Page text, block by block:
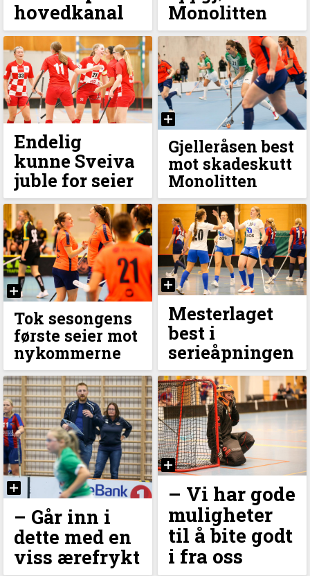
hovedkanal
Monolitten
Endelig
kunne Sveiva
juble for seier
Gjelleråsen best
mot skadeskutt
Monolitten
Tok sesongens
første seier mot
nykommerne
Mesterlaget
best i
serieåpningen
– Går inn i
dette med en
viss ærefrykt
–⁠ Vi har gode
muligheter
til å bite godt
i fra oss